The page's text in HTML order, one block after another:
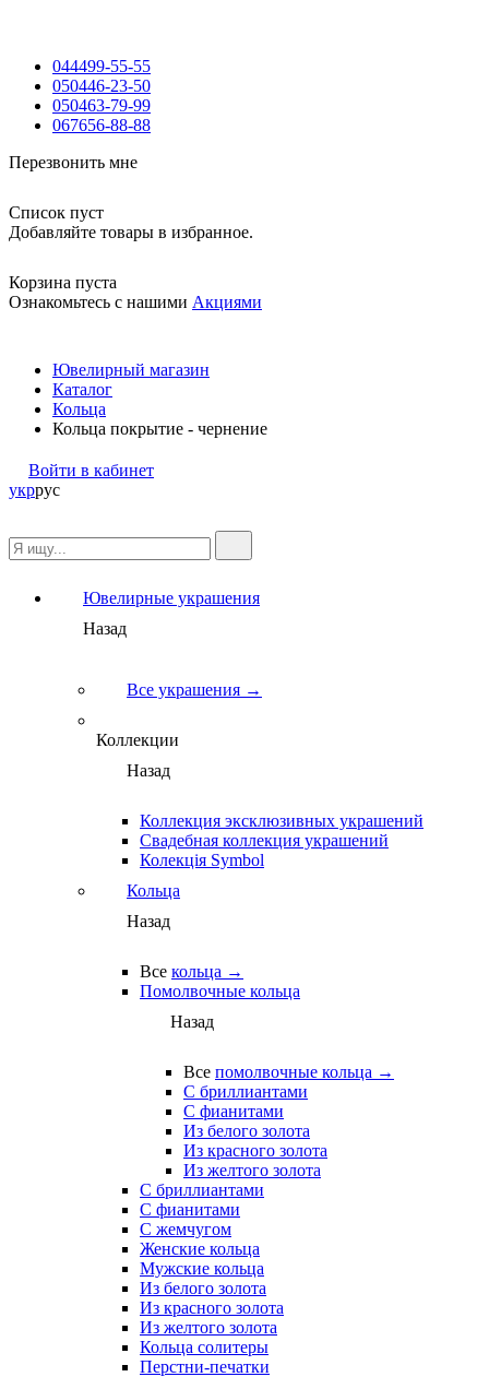
044499-55-55
050446-23-50
050463-79-99
067656-88-88
Перезвонить мне
Список пуст
Добавляйте товары в избранное.
Корзина пуста
Ознакомьтесь с нашими Акциями
Ювелирный магазин
Каталог
Кольца
Кольца покрытие - чернение
Войти в кабинет
укррус
Ювелирные украшения
Назад
Все украшения →
Коллекции
Назад
Коллекция эксклюзивных украшений
Свадебная коллекция украшений
Колекція Symbol
Кольца
Назад
Все кольца →
Помолвочные кольца
Назад
Все помолвочные кольца →
С бриллиантами
С фианитами
Из белого золота
Из красного золота
Из желтого золота
С бриллиантами
С фианитами
С жемчугом
Женские кольца
Мужские кольца
Из белого золота
Из красного золота
Из желтого золота
Кольца солитеры
Перстни-печатки